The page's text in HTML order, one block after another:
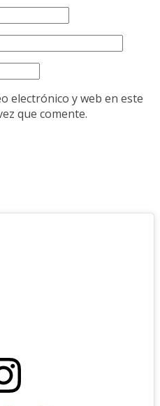
electrónico y web en este
que comente.